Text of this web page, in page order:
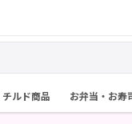
ルド商品 お弁当・お寿